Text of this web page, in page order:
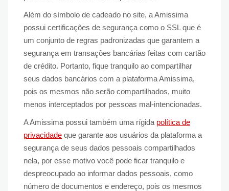
Além do símbolo de cadeado no site, a Amissima
possui certificações de segurança como o SSL que é
um conjunto de regras padronizadas que garantem a
segurança em transações bancárias feitas com cartão
de crédito. Portanto, fique tranquilo ao compartilhar
seus dados bancários com a plataforma Amissima,
pois os mesmos não serão compartilhados, muito
menos interceptados por pessoas mal-intencionadas.
A Amissima possui também uma rígida política de
privacidade que garante aos usuários da plataforma a
segurança de seus dados pessoais compartilhados
nela, por esse motivo você pode ficar tranquilo e
despreocupado ao informar dados pessoais, como
número de documentos e endereço, pois os mesmos